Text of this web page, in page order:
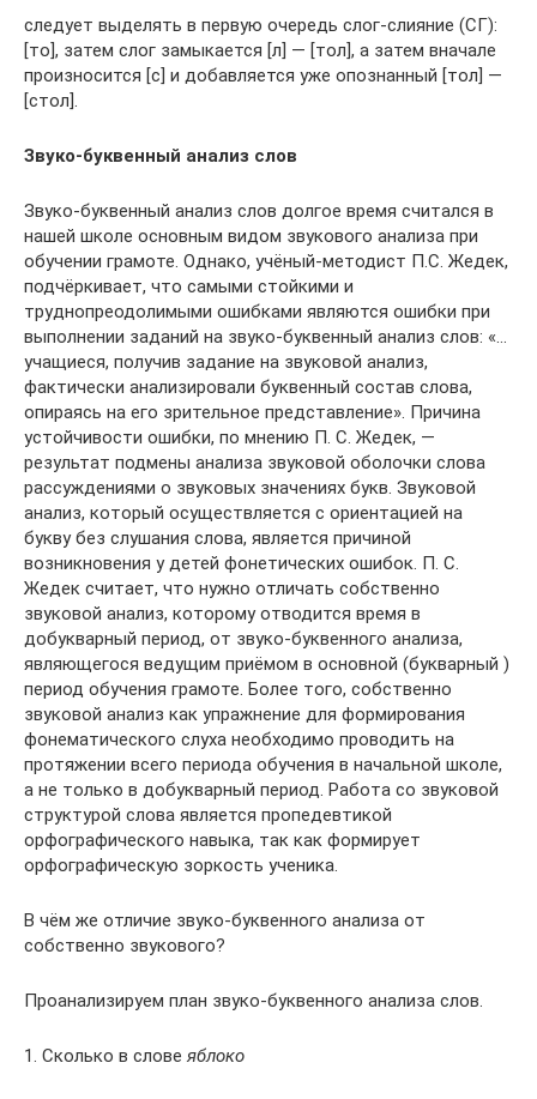
следует выделять в первую очередь слог-слияние (СГ):
[то], затем слог замыкается [л] — [тол], а затем вначале
произносится [с] и добавляется уже опознанный [тол] —
[стол].
Звуко-буквенный анализ слов
Звуко-буквенный анализ слов долгое время считался в
нашей школе основным видом звукового анализа при
обучении грамоте. Однако, учёный-методист П.С. Жедек,
подчёркивает, что самыми стойкими и
труднопреодолимыми ошибками являются ошибки при
выполнении заданий на звуко-буквенный анализ слов: «…
учащиеся, получив задание на звуковой анализ,
фактически анализировали буквенный состав слова,
опираясь на его зрительное представление». Причина
устойчивости ошибки, по мнению П. С. Жедек, —
результат подмены анализа звуковой оболочки слова
рассуждениями о звуковых значениях букв. Звуковой
анализ, который осуществляется с ориентацией на
букву без слушания слова, является причиной
возникновения у детей фонетических ошибок. П. С.
Жедек считает, что нужно отличать собственно
звуковой анализ, которому отводится время в
добукварный период, от звуко-буквенного анализа,
являющегося ведущим приёмом в основной (букварный )
период обучения грамоте. Более того, собственно
звуковой анализ как упражнение для формирования
фонематического слуха необходимо проводить на
протяжении всего периода обучения в начальной школе,
а не только в добукварный период. Работа со звуковой
структурой слова является пропедевтикой
орфографического навыка, так как формирует
орфографическую зоркость ученика.
В чём же отличие звуко-буквенного анализа от
собственно звукового?
Проанализируем план звуко-буквенного анализа слов.
1. Сколько в словеяблоко